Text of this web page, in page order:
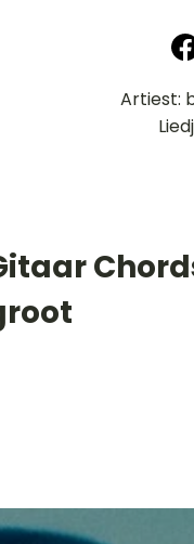
Artiest: